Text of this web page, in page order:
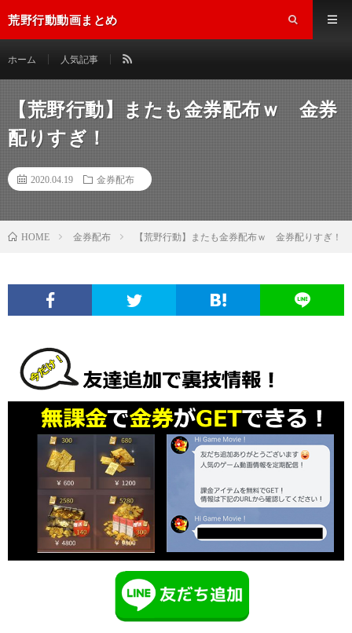
荒野行動動画まとめ
ホーム 人気記事
【荒野行動】またも金券配布ｗ 金券
配りすぎ！
2020.04.19 金券配布
HOME 金券配布 【荒野行動】またも金券配布ｗ 金券配りすぎ！